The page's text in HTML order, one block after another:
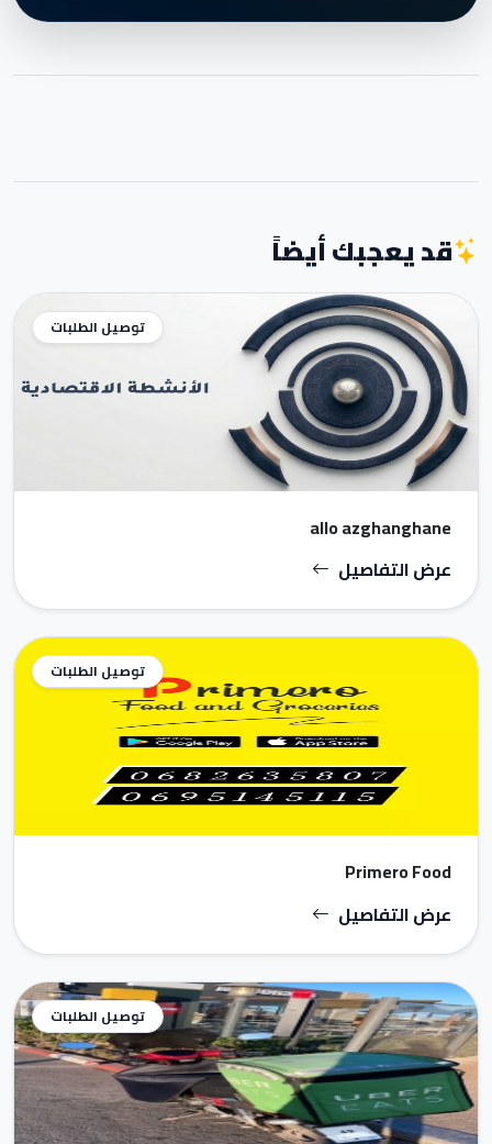
قد يعجبك أيضاً
توصيل الطلبات
allo azghanghane
عرض التفاصيل
توصيل الطلبات
Primero Food
عرض التفاصيل
توصيل الطلبات